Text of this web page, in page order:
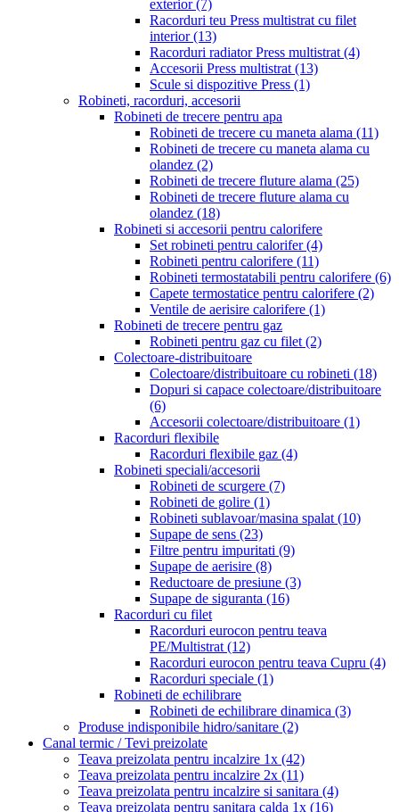
exterior(7)
Racorduri teu Press multistrat cu filet
interior(13)
Racorduri radiator Press multistrat (4)
Accesorii Press multistrat (13)
Scule si dispozitive Press (1)
Robineti, racorduri, accesorii
Robineti de trecere pentru apa
Robineti de trecere cu maneta alama (11)
Robineti de trecere cu maneta alama cu
olandez (2)
Robineti de trecere fluture alama (25)
Robineti de trecere fluture alama cu
olandez (18)
Robineti si accesorii pentru calorifere
Set robineti pentru calorifer(4)
Robineti pentru calorifere (11)
Robineti termostatabili pentru calorifere (6)
Capete termostatice pentru calorifere (2)
Ventile de aerisire calorifere (1)
Robineti de trecere pentru gaz
Robineti pentru gaz cu filet (2)
Colectoare-distribuitoare
Colectoare/distribuitoare cu robineti (18)
Dopuri si capace colectoare/distribuitoare
(6)
Accesorii colectoare/distribuitoare (1)
Racorduri flexibile
Racorduri flexibile gaz (4)
Robineti speciali/accesorii
Robineti de scurgere (7)
Robineti de golire (1)
Robineti sublavoar/masina spalat (10)
Supape de sens (23)
Filtre pentru impuritati (9)
Supape de aerisire (8)
Reductoare de presiune (3)
Supape de siguranta (16)
Racorduri cu filet
Racorduri eurocon pentru teava
PE/Multistrat (12)
Racorduri eurocon pentru teava Cupru (4)
Racorduri speciale (1)
Robineti de echilibrare
Robineti de echilibrare dinamica (3)
Produse indisponibile hidro/sanitare (2)
Canal termic / Tevi preizolate
Teava preizolata pentru incalzire 1x (42)
Teava preizolata pentru incalzire 2x (11)
Teava preizolata pentru incalzire si sanitara (4)
Teava preizolata pentru sanitara calda 1x (16)